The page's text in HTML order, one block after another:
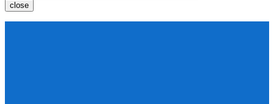
close